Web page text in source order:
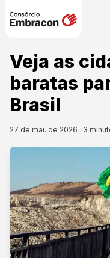
Veja as
baratas
Brasil
27 de mai. de 2026 3